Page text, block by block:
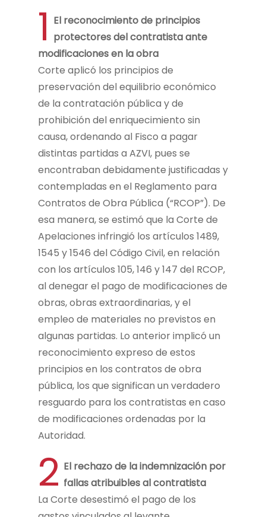
1 El reconocimiento de principios
protectores del contratista ante
modificaciones en la obra
Corte aplicó los principios de
preservación del equilibrio económico
de la contratación pública y de
prohibición del enriquecimiento sin
causa, ordenando al Fisco a pagar
distintas partidas a AZVI, pues se
encontraban debidamente justificadas y
contempladas en el Reglamento para
Contratos de Obra Pública (“RCOP”). De
esa manera, se estimó que la Corte de
Apelaciones infringió los artículos 1489,
1545 y 1546 del Código Civil, en relación
con los artículos 105, 146 y 147 del RCOP,
al denegar el pago de modificaciones de
obras, obras extraordinarias, y el
empleo de materiales no previstos en
algunas partidas. Lo anterior implicó un
reconocimiento expreso de estos
principios en los contratos de obra
pública, los que significan un verdadero
resguardo para los contratistas en caso
de modificaciones ordenadas por la
Autoridad.
2 El rechazo de la indemnización por
fallas atribuibles al contratista
La Corte desestimó el pago de los